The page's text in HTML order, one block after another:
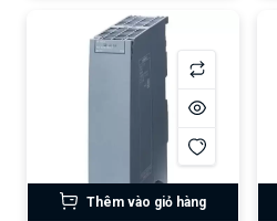
Thêm vào giỏ hàng